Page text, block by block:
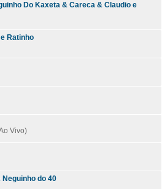
Do Kaxeta & Careca & Claudio e
Ratinho
Vivo)
Neguinho do 40